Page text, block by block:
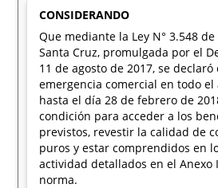
CONSIDERANDO
Que mediante la Ley N° 3.548
Santa Cruz, promulgada por el
11 de agosto de 2017, se
emergencia comercial en todo
hasta el día 28 de febrero de
condición para acceder a los
previstos, revestir la calidad de
puros y estar comprendidos en
actividad detallados en el Anexo
norma.